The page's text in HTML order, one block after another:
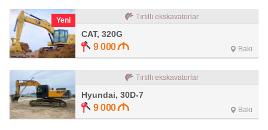
Yeni Tırtıllı ekskavatorlar
CAT, 320G
9 000 Bakı
Tırtıllı ekskavatorlar
Hyundai, 30D-7
9 000 Bakı